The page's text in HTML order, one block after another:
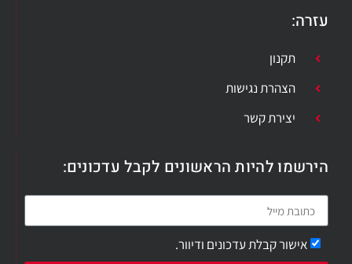
עזרה​:
תקנון
הצהרת נגישות
יצירת קשר
הירשמו להיות הראשונים לקבל עדכונים:
אישור קבלת עדכונים ודיוור.